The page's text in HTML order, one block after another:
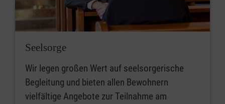
Seelsorge
Wir legen großen Wert auf seelsorgerische
Begleitung und bieten allen Bewohnern
vielfältige Angebote zur Teilnahme am